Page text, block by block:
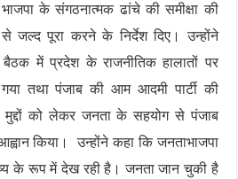
के संगठनात्मक ढांचे की समीक्षा की
जल्द पूरा करने के निर्देश दिए। उन्होंने
में प्रदेश के राजनीतिक हालातों पर
गया तथा पंजाब की आम आदमी पार्टी की
को लेकर जनता के सहयोग से पंजाब
किया। उन्होंने कहा कि जनताभाजपा
के रूप में देख रही है। जनता जान चुकी है